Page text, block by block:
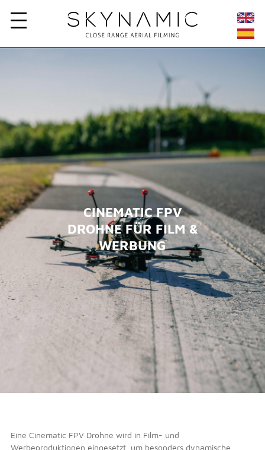
CINEMATIC FPV
DROHNE FÜR FILM &
WERBUNG
Eine Cinematic FPV Drohne wird in Film- und
Werbeproduktionen eingesetzt, um besonders dynamische